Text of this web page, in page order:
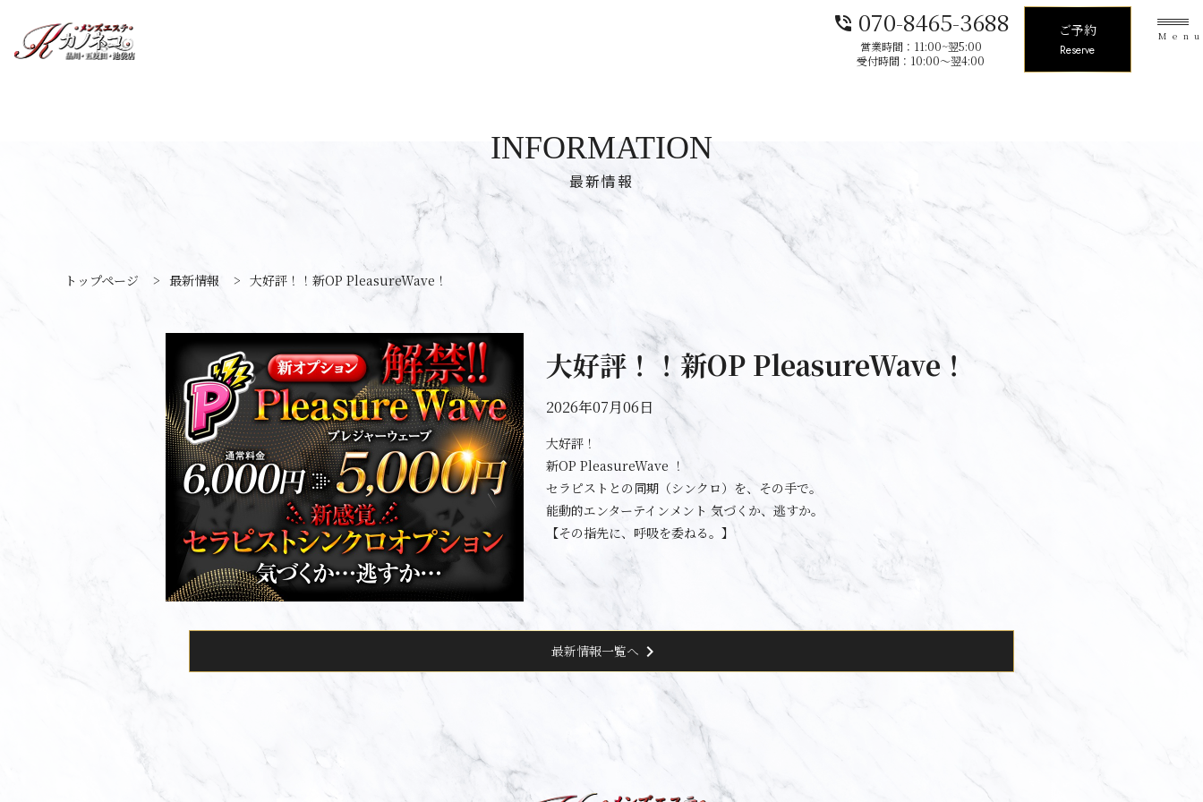
phone_in_talk 070-8465-3688
営業時間：11:00~翌5:00
受付時間：10:00〜翌4:00
ご予約
Reserve
最新情報
INFORMATION
トップページ > 最新情報 > 大好評！！新OP PleasureWave！
大好評！！新OP PleasureWave！
2026年07月06日
大好評！
新OP PleasureWave ！
セラピストとの同期（シンクロ）を、その手で。
能動的エンターテインメント 気づくか、逃すか。
【その指先に、呼吸を委ねる。】
最新情報一覧へ chevron_right